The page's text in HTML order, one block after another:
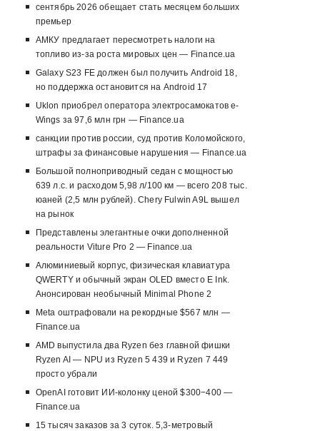
сентябрь 2026 обещает стать месяцем больших
премьер
АМКУ предлагает пересмотреть налоги на
топливо из-за роста мировых цен — Finance.ua
Galaxy S23 FE должен был получить Android 18,
но поддержка остановится на Android 17
Uklon приобрел оператора электросамокатов e-
Wings за 97,6 млн грн — Finance.ua
санкции против россии, суд против Коломойского,
штрафы за финансовые нарушения — Finance.ua
Большой полноприводный седан с мощностью
639 л.с. и расходом 5,98 л/100 км — всего 208 тыс.
юаней (2,5 млн рублей). Chery Fulwin A9L вышел
на рынок
Представлены элегантные очки дополненной
реальности Viture Pro 2 — Finance.ua
Алюминиевый корпус, физическая клавиатура
QWERTY и обычный экран OLED вместо E Ink.
Анонсирован необычный Minimal Phone 2
Meta оштрафовали на рекордные $567 млн —
Finance.ua
AMD выпустила два Ryzen без главной фишки
Ryzen AI — NPU из Ryzen 5 439 и Ryzen 7 449
просто убрали
OpenAI готовит ИИ-колонку ценой $300−400 —
Finance.ua
15 тысяч заказов за 3 суток. 5,3-метровый